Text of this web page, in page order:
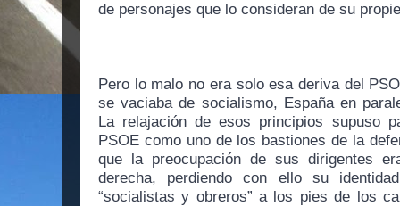
de personajes que lo consideran de su
Pero lo malo no era solo esa deriva del
se vaciaba de socialismo, España en
La relajación de esos principios supuso
PSOE como uno de los bastiones de la
que la preocupación de sus dirigentes
derecha, perdiendo con ello su
“socialistas y obreros” a los pies de los